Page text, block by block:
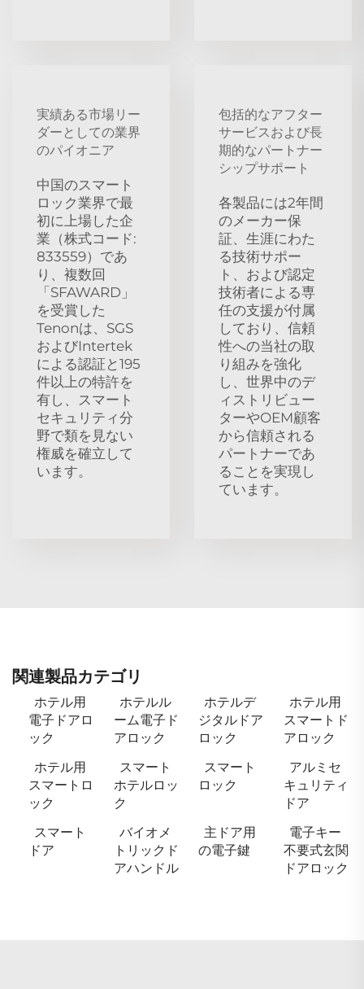
実績ある市場リー
ダーとしての業界
のパイオニア
中国のスマート
ロック業界で最
初に上場した企
業（株式コード:
833559）であ
り、複数回
「SFAWARD」
を受賞した
Tenonは、SGS
およびIntertek
による認証と195
件以上の特許を
有し、スマート
セキュリティ分
野で類を見ない
権威を確立して
います。
包括的なアフター
サービスおよび長
期的なパートナー
シップサポート
各製品には2年間
のメーカー保
証、生涯にわた
る技術サポー
ト、および認定
技術者による専
任の支援が付属
しており、信頼
性への当社の取
り組みを強化
し、世界中のデ
ィストリビュー
ターやOEM顧客
から信頼される
パートナーであ
ることを実現し
ています。
関連製品カテゴリ
ホテル用
電子ドアロ
ック
ホテルル
ーム電子ド
アロック
ホテルデ
ジタルドア
ロック
ホテル用
スマートド
アロック
ホテル用
スマートロ
ック
スマート
ホテルロッ
ク
スマート
ロック
アルミセ
キュリティ
ドア
スマート
ドア
バイオメ
トリックド
アハンドル
主ドア用
の電子鍵
電子キー
不要式玄関
ドアロック